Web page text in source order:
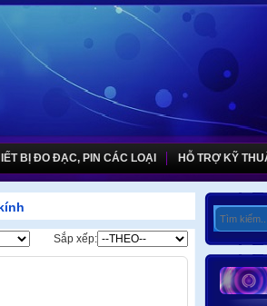
BỊ ĐO ĐẠC, PIN CÁC LOẠI HỖ TRỢ KỸ
Sắp xếp: